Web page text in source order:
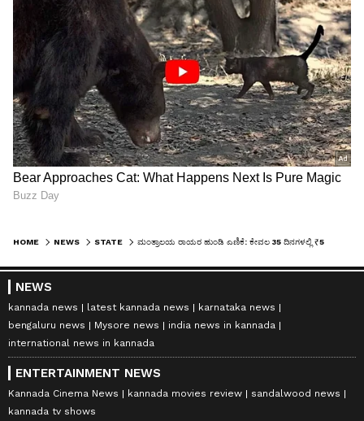
HOME NEWS STATE
NEWS
kannada news latest kannada news
karnataka news
bengaluru news
Mysore news
india news in kannada
international news in kannada
ENTERTAINMENT NEWS
Kannada Cinema News kannada movies review
sandalwood news
kannada tv shows